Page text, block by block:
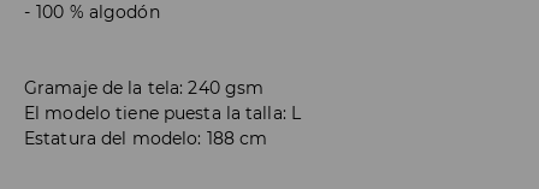
100 % algodón
Gramaje de la tela: 240 gsm
El modelo tiene puesta la talla: L
Estatura del modelo: 188 cm